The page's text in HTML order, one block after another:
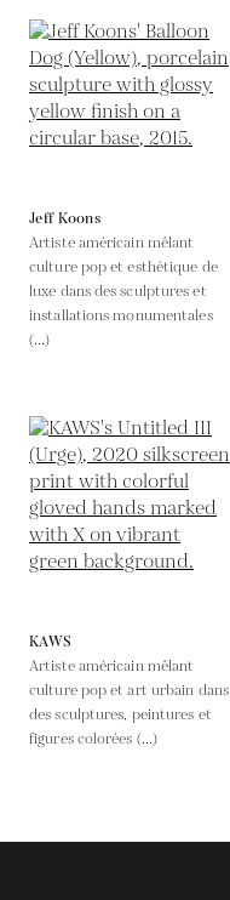
Jeff Koons
Artiste américain mêlant
culture pop et esthétique de
luxe dans des sculptures et
installations monumentales
(...)
KAWS
Artiste américain mêlant
culture pop et art urbain dans
des sculptures, peintures et
figures colorées (...)